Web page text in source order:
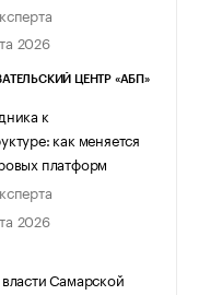
2026
ЦЕНТР «АБП»
к
как меняется
платформ
2026
Самарской